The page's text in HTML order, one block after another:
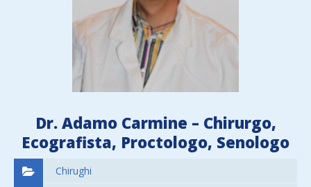
Dr. Adamo Carmine – Chirurgo,
Ecografista, Proctologo, Senologo
Chirughi